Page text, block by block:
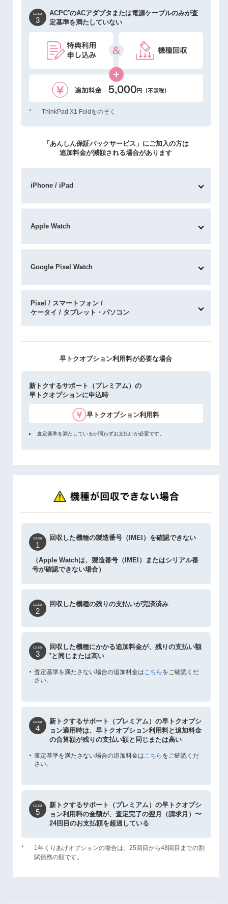
case
3
ACPC*のACアダプタまたは電源ケーブルのみが査
定基準を満たしていない
* ThinkPad X1 Foldをのぞく
「あんしん保証パックサービス」にご加入の方は
追加料金が減額される場合があります
iPhone / iPad
Apple Watch
Google Pixel Watch
Pixel / スマートフォン /
ケータイ / タブレット・パソコン
早トクオプション利用料が必要な場合
新トクするサポート（プレミアム）の
早トクオプションに申込時
早トクオプション利用料
査定基準を満たしているか問わずお支払いが必要です。
case
1
回収した機種の製造番号（IMEI）を確認できない
（Apple Watchは、製造番号（IMEI）またはシリアル番
号が確認できない場合）
case
2
回収した機種の残りの支払いが完済済み
case
3
回収した機種にかかる追加料金が、残りの支払い額
*と同じまたは高い
査定基準を満たさない場合の追加料金は こちら をご確認くだ
さい。
case
4
新トクするサポート（プレミアム）の早トクオプシ
ョン適用時は、早トクオプション利用料と追加料金
の合算額が残りの支払い額と同じまたは高い
査定基準を満たさない場合の追加料金は こちら をご確認くだ
さい。
case
5
新トクするサポート（プレミアム）の早トクオプシ
ョン利用料の金額が、査定完了の翌月（請求月）〜
24回目のお支払額を超過している
*
1年くりあげオプションの場合は、25回目から48回目までの割
賦債務の額です。